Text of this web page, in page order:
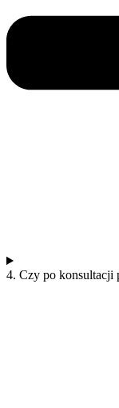
4. Czy po konsultacji